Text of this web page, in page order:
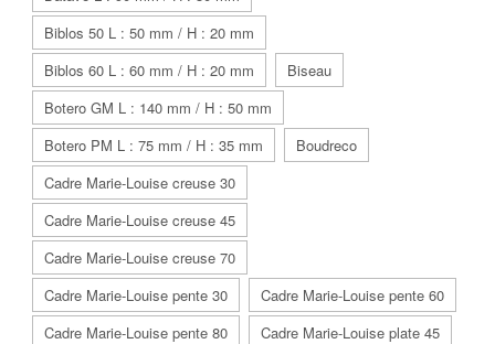
Biblos 50 L : 50 mm / H : 20 mm
Biblos 60 L : 60 mm / H : 20 mm
Biseau
Botero GM L : 140 mm / H : 50 mm
Botero PM L : 75 mm / H : 35 mm
Boudreco
Cadre Marie-Louise creuse 30
Cadre Marie-Louise creuse 45
Cadre Marie-Louise creuse 70
Cadre Marie-Louise pente 30
Cadre Marie-Louise pente 60
Cadre Marie-Louise pente 80
Cadre Marie-Louise plate 45